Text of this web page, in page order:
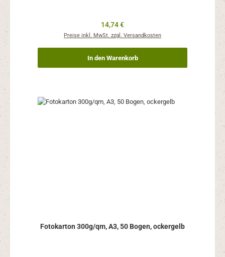
Regulärer Preis:
14,74 €
Preise inkl. MwSt. zzgl. Versandkosten
In den Warenkorb
Fotokarton 300g/qm, A3, 50 Bogen, ockergelb